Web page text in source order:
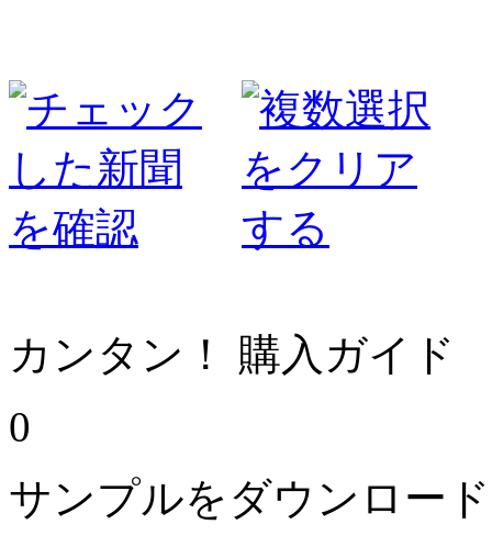
カンタン！ 購入ガイド
0
サンプルをダウンロー